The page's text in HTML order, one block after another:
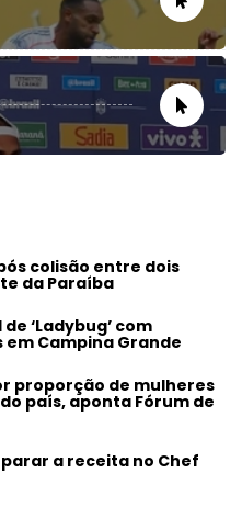
colisão entre dois
da Paraíba
‘Ladybug’ com
Campina Grande
proporção de mulheres
país, aponta Fórum de
a receita no Chef